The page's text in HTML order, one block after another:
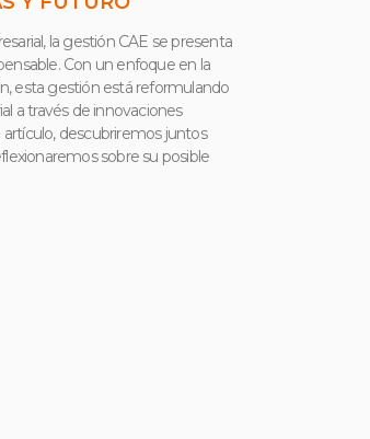
la gestión CAE se presenta
Con un enfoque en la
esta gestión está reformulando
a través de innovaciones
artículo, descubriremos juntos
sobre su posible